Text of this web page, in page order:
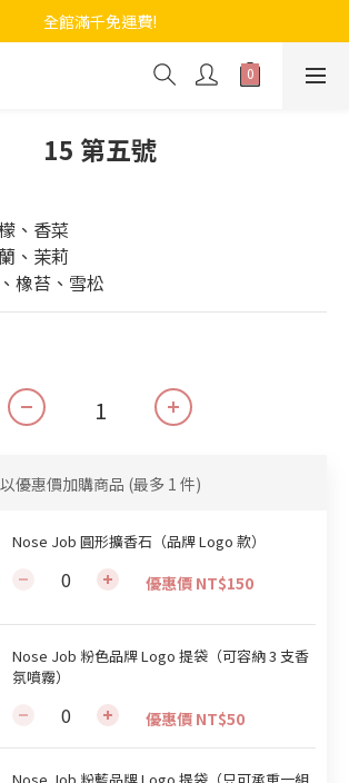
全館滿千免運費!
15 第五號
、香菜
、茉莉
橡苔、雪松
以優惠價加購商品 (最多 1 件)
Nose Job 圓形擴香石（品牌 Logo 款）
優惠價 NT$150
Nose Job 粉色品牌 Logo 提袋（可容納 3 支香
氛噴霧）
優惠價 NT$50